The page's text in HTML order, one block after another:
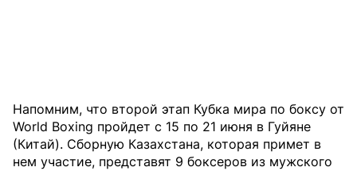
Напомним, что второй этап Кубка мира по боксу от
World Boxing пройдет с 15 по 21 июня в Гуйяне
(Китай). Сборную Казахстана, которая примет в
нем участие, представят 9 боксеров из мужского